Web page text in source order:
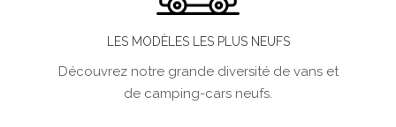
LES MODÈLES LES PLUS NEUFS
Découvrez notre grande diversité de vans et
de camping-cars neufs.